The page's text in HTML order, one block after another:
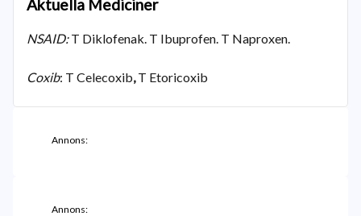
Aktuella Mediciner
NSAID:T Diklofenak. T Ibuprofen. T Naproxen.
Coxib: T Celecoxib,T Etoricoxib
Annons:
Annons: